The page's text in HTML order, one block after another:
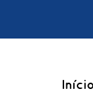
Início